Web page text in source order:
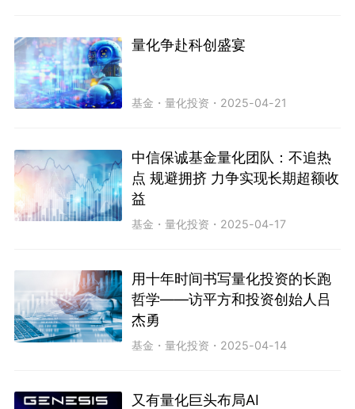
量化争赴科创盛宴
基金 ・量化投资 ・ 2025-04-21
中信保诚基金量化团队：不追热
点 规避拥挤 力争实现长期超额收
益
基金 ・量化投资 ・ 2025-04-17
用十年时间书写量化投资的长跑
哲学——访平方和投资创始人吕
杰勇
基金 ・量化投资 ・ 2025-04-14
又有量化巨头布局AI